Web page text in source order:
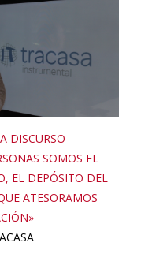
DISCURSO
SOMOS EL
EL DEPÓSITO DEL
ATESORAMOS